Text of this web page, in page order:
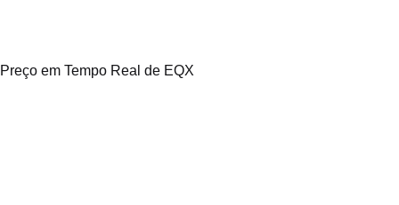
Preço em Tempo Real de EQX